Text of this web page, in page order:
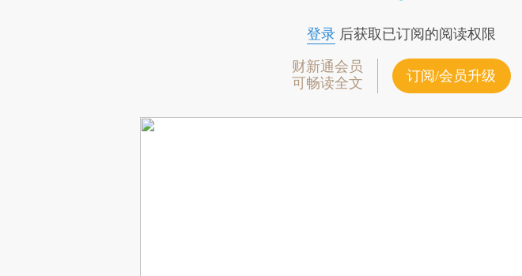
登录后获取已订阅的阅读权限
财新通会员
可畅读全文
订阅/会员升级